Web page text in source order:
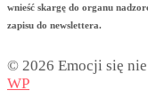
wnieść skargę do organu
zapisu do newslettera.
© 2026 Emocji się
WP